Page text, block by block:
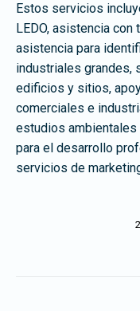
Estos servicios
LEDO, asistencia
asistencia para
industriales grandes,
edificios y sitios,
comerciales e
estudios
para el desarrollo
servicios de